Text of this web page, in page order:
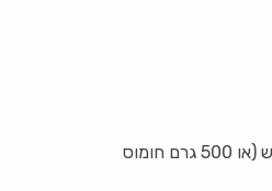
300 גרם חומוס יבש (או 500 גרם חומוס